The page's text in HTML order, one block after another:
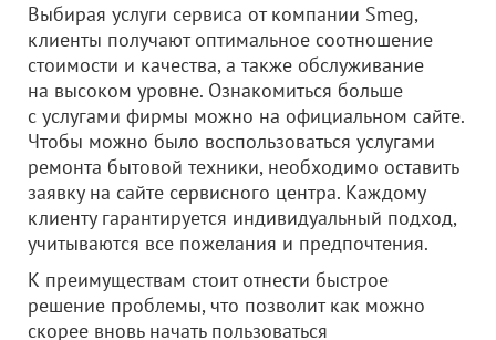
Выбирая услуги сервиса от компании Smeg,
клиенты получают оптимальное соотношение
стоимости и качества, а также обслуживание
на высоком уровне. Ознакомиться больше
с услугами фирмы можно на официальном сайте.
Чтобы можно было воспользоваться услугами
ремонта бытовой техники, необходимо оставить
заявку на сайте сервисного центра. Каждому
клиенту гарантируется индивидуальный подход,
учитываются все пожелания и предпочтения.
К преимуществам стоит отнести быстрое
решение проблемы, что позволит как можно
скорее вновь начать пользоваться